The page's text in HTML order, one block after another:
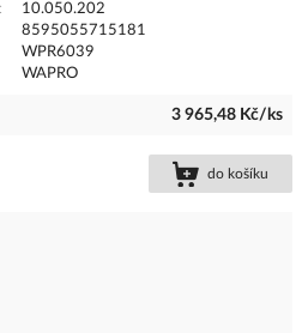
10.050.202
8595055715181
WPR6039
WAPRO
3 965,48 Kč/ks
do košíku